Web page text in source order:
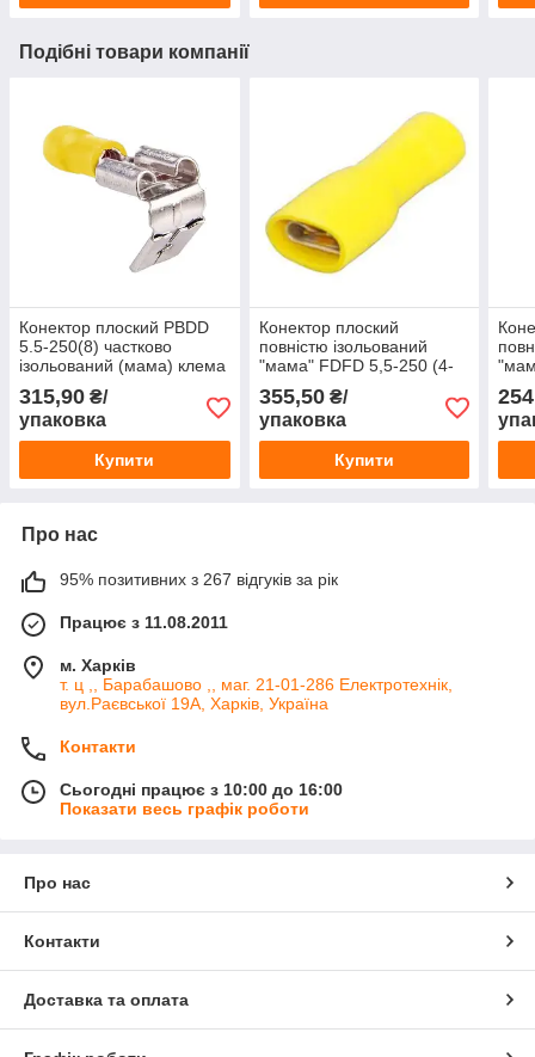
Подібні товари компанії
Конектор плоский PBDD
5.5-250(8) частково
ізольований (мама) клема
проводів
315,90 ₴/
упаковка
Купити
Конектор плоский
повністю ізольований
"мама" FDFD 5,5-250 (4-
355,50₴/
упаковка
Купити
Про нас
95% позитивних з 267 відгуків за рік
Працює з 11.08.2011
м. Харків
т. ц ,, Барабашово ,, маг. 21-01-286 Електротехнік,
вул.Раєвської 19А, Харків, Україна
Контакти
Сьогодні працює з 10:00 до 16:00
Показати весь графік роботи
Про нас
Контакти
Доставка та оплата